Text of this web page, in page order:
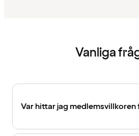
Vanliga
Var hittar jag